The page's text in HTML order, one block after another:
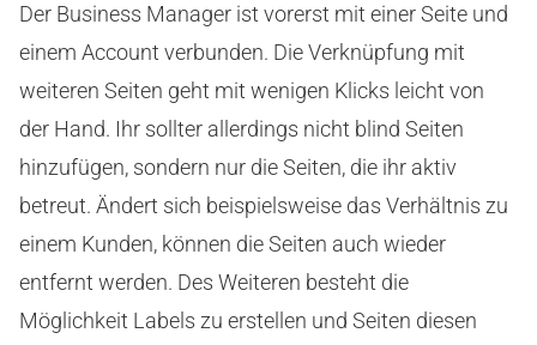
Der Business Manager ist vorerst mit einer Seite und
einem Account verbunden. Die Verknüpfung mit
weiteren Seiten geht mit wenigen Klicks leicht von
der Hand. Ihr sollter allerdings nicht blind Seiten
hinzufügen, sondern nur die Seiten, die ihr aktiv
betreut. Ändert sich beispielsweise das Verhältnis zu
einem Kunden, können die Seiten auch wieder
entfernt werden. Des Weiteren besteht die
Möglichkeit Labels zu erstellen und Seiten diesen